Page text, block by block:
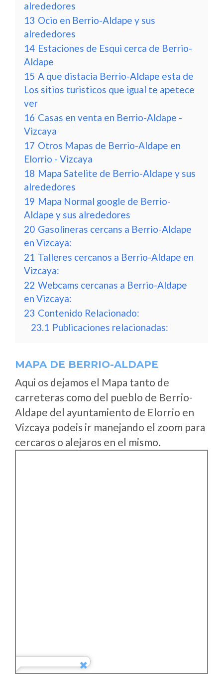
alrededores
13 Ocio en Berrio-Aldape y sus
alrededores
14 Estaciones de Esqui cerca de Berrio-
Aldape
15 A que distacia Berrio-Aldape esta de
Los sitios turisticos que igual te apetece
ver
16 Casas en venta en Berrio-Aldape -
Vizcaya
17 Otros Mapas de Berrio-Aldape en
Elorrio - Vizcaya
18 Mapa Satelite de Berrio-Aldape y sus
alrededores
19 Mapa Normal google de Berrio-
Aldape y sus alrededores
20 Gasolineras cercans a Berrio-Aldape
en Vizcaya:
21 Talleres cercanos a Berrio-Aldape en
Vizcaya:
22 Webcams cercanas a Berrio-Aldape
en Vizcaya:
23 Contenido Relacionado:
23.1 Publicaciones relacionadas:
MAPA DE BERRIO-ALDAPE
Aqui os dejamos el Mapa tanto de
carreteras como del pueblo de Berrio-
Aldape del ayuntamiento de Elorrio en
Vizcaya podeis ir manejando el zoom para
cercaros o alejaros en el mismo.